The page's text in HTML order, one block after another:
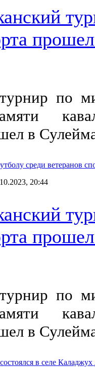
по
в
среди ветеранов
20:44
по
в
в селе Каладжух